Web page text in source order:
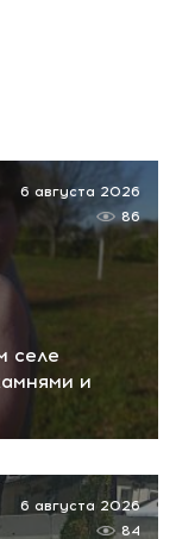
селе
и
6 августа 2026
86
6 августа 2026
84